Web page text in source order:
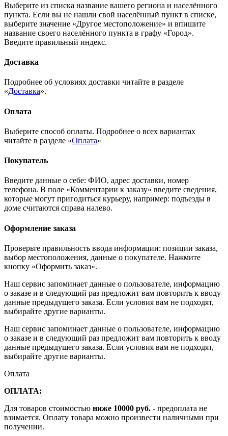
Выберите из списка название вашего региона и населённого
пункта. Если вы не нашли свой населённый пункт в списке,
выберите значение «Другое местоположение» и впишите
название своего населённого пункта в графу «Город».
Введите правильный индекс.
Доставка
Подробнее об условиях доставки читайте в разделе
«Доставка».
Оплата
Выберите способ оплаты. Подробнее о всех вариантах
читайте в разделе «Оплата»
Покупатель
Введите данные о себе: ФИО, адрес доставки, номер
телефона. В поле «Комментарии к заказу» введите сведения,
которые могут пригодиться курьеру, например: подъезды в
доме считаются справа налево.
Оформление заказа
Проверьте правильность ввода информации: позиции заказа,
выбор местоположения, данные о покупателе. Нажмите
кнопку «Оформить заказ».
Наш сервис запоминает данные о пользователе, информацию
о заказе и в следующий раз предложит вам повторить к вводу
данные предыдущего заказа. Если условия вам не подходят,
выбирайте другие варианты.
Наш сервис запоминает данные о пользователе, информацию
о заказе и в следующий раз предложит вам повторить к вводу
данные предыдущего заказа. Если условия вам не подходят,
выбирайте другие варианты.
Оплата
ОПЛАТА:
Для товаров стоимостью ниже 10000 руб. - предоплата не
взимается. Оплату товара можно произвести наличными при
получении.